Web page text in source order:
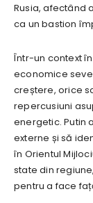
Rusia, afectând
ca un bastion
Într-un context
economice
creștere, orice
repercusiuni
energetic. Putin
externe și să
în Orientul
state din
pentru a face